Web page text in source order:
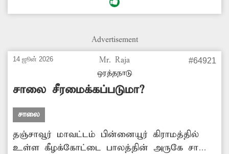
இதனால் அடிக்கடி விபத்துக்கள் ஏற்படுகிறது.
உடனடியாக சரிசெய்ய வேண்டும். பொதுமக்கள்,
Advertisement
14 ஜூன் 2026
Mr. Raja
ஒரத்தநாடு
#64921
சாலை சீரமைக்கப்படுமா?
சாலை
தஞ்சாவூர் மாவட்டம் பின்னையூர் கிராமத்தில்
உள்ள கீழக்கோட்டை பாலத்தின் அருகே சாலை